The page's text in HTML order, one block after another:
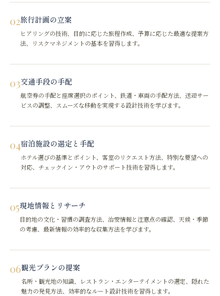
02旅行計画の立案
ヒアリングの技術、目的に応じた旅程作成、予算に応じた最適な提案方
法、リスクマネジメントの基本を習得します。
03交通手段の手配
航空券の手配と座席選択のポイント、鉄道・車両の手配方法、送迎サー
ビスの調整、スムーズな移動を実現する設計技術を学びます。
04宿泊施設の選定と手配
ホテル選びの基準とポイント、客室のリクエスト方法、特別な要望への
対応、チェックイン・アウトのサポート技術を習得します。
05現地情報とリサーチ
目的地の文化・習慣の調査方法、治安情報と注意点の確認、天候・季節
の考慮、最新情報の効率的な収集方法を学びます。
06観光プランの提案
名所・観光地の知識、レストラン・エンターテイメントの選定、隠れた
魅力の発見方法、効率的なルート設計技術を習得します。